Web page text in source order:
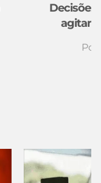
Decisões
agitam
Por